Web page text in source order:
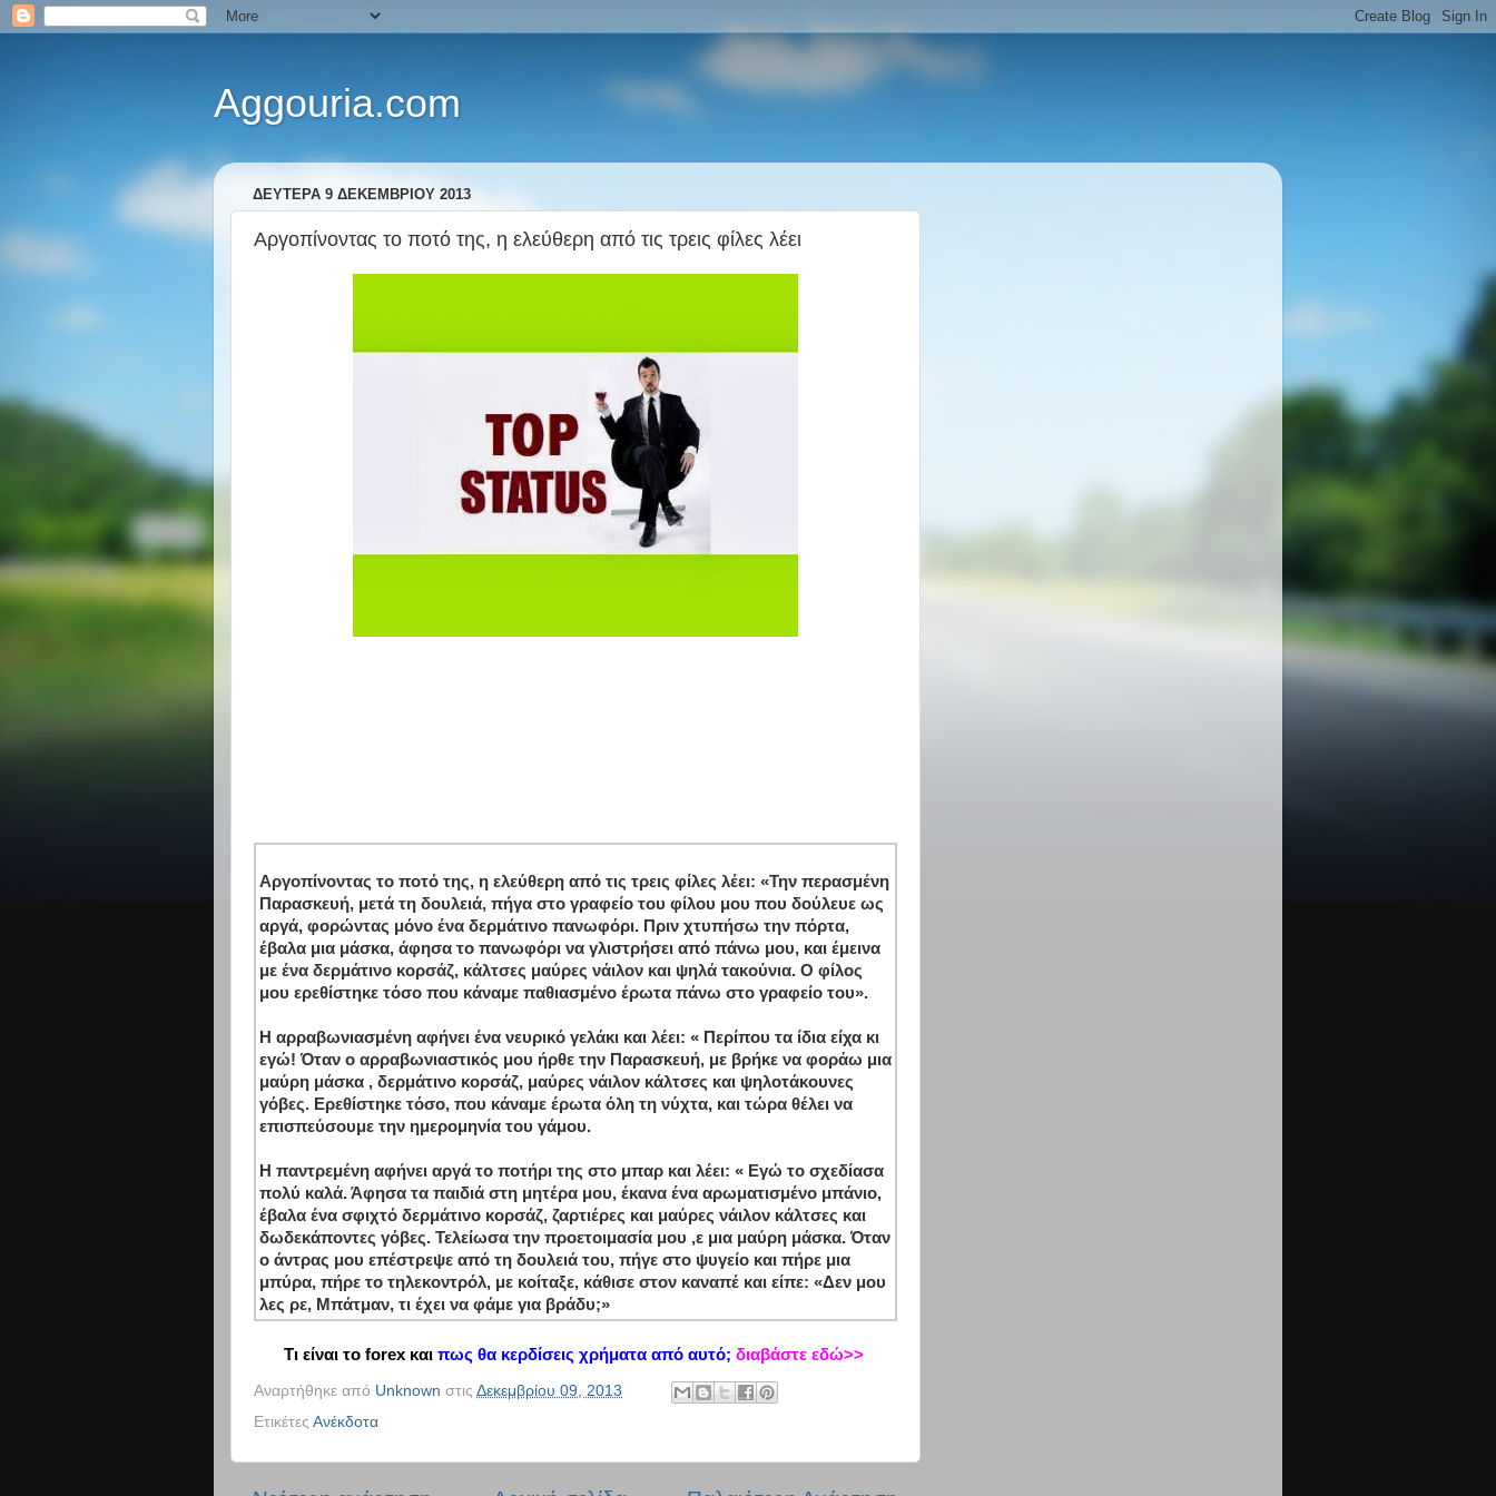
Aggouria.com
ΔΕΥΤΈΡΑ 9 ΔΕΚΕΜΒΡΊΟΥ 2013
Αργοπίνοντας το ποτό της, η ελεύθερη από τις τρεις φίλες λέει
Αργοπίνοντας το ποτό της, η ελεύθερη από τις τρεις φίλες λέει: «Την περασμένη
Παρασκευή, μετά τη δουλειά, πήγα στο γραφείο του φίλου μου που δούλευε ως
αργά, φορώντας μόνο ένα δερμάτινο πανωφόρι. Πριν χτυπήσω την πόρτα,
έβαλα μια μάσκα, άφησα το πανωφόρι να γλιστρήσει από πάνω μου, και έμεινα
με ένα δερμάτινο κορσάζ, κάλτσες μαύρες νάιλον και ψηλά τακούνια. Ο φίλος
μου ερεθίστηκε τόσο που κάναμε παθιασμένο έρωτα πάνω στο γραφείο του».
Η αρραβωνιασμένη αφήνει ένα νευρικό γελάκι και λέει: « Περίπου τα ίδια είχα κι
εγώ! Όταν ο αρραβωνιαστικός μου ήρθε την Παρασκευή, με βρήκε να φοράω μια
μαύρη μάσκα , δερμάτινο κορσάζ, μαύρες νάιλον κάλτσες και ψηλοτάκουνες
γόβες. Ερεθίστηκε τόσο, που κάναμε έρωτα όλη τη νύχτα, και τώρα θέλει να
επισπεύσουμε την ημερομηνία του γάμου.
Η παντρεμένη αφήνει αργά το ποτήρι της στο μπαρ και λέει: « Εγώ το σχεδίασα
πολύ καλά. Άφησα τα παιδιά στη μητέρα μου, έκανα ένα αρωματισμένο μπάνιο,
έβαλα ένα σφιχτό δερμάτινο κορσάζ, ζαρτιέρες και μαύρες νάιλον κάλτσες και
δωδεκάποντες γόβες. Τελείωσα την προετοιμασία μου ,ε μια μαύρη μάσκα. Όταν
ο άντρας μου επέστρεψε από τη δουλειά του, πήγε στο ψυγείο και πήρε μια
μπύρα, πήρε το τηλεκοντρόλ, με κοίταξε, κάθισε στον καναπέ και είπε: «Δεν μου
λες ρε, Μπάτμαν, τι έχει να φάμε για βράδυ;»
Τι είναι το forex καιπως θα κερδίσεις χρήματα από αυτό; διαβάστε εδώ>>
Αναρτήθηκε από Unknown στις Δεκεμβρίου 09, 2013
Ετικέτες Ανέκδοτα